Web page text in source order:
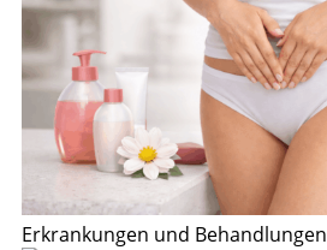
Erkrankungen und Behandlungen